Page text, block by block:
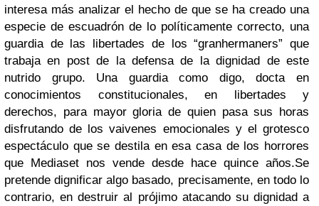
interesa más analizar el hecho de que se ha creado una
especie de escuadrón de lo políticamente correcto, una
guardia de las libertades de los “granhermaners” que
trabaja en post de la defensa de la dignidad de este
nutrido grupo. Una guardia como digo, docta en
conocimientos constitucionales, en libertades y
derechos, para mayor gloria de quien pasa sus horas
disfrutando de los vaivenes emocionales y el grotesco
espectáculo que se destila en esa casa de los horrores
que Mediaset nos vende desde hace quince años.Se
pretende dignificar algo basado, precisamente, en todo lo
contrario, en destruir al prójimo atacando su dignidad a